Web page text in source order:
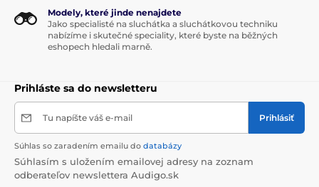
Modely, které jinde nenajdete
Jako specialisté na sluchátka a sluchátkovou techniku
nabízíme i skutečné speciality, které byste na běžných
eshopech hledali marně.
Prihláste sa do newsletteru
Tu napíšte váš e-mail Prihlásiť
Súhlas so zaradením emailu do databázy
Súhlasím s uložením emailovej adresy na zoznam
odberateľov newslettera Audigo.sk